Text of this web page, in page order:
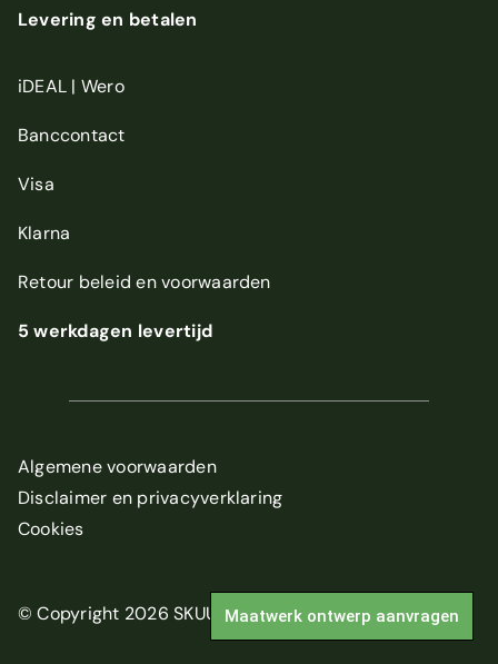
Levering en betalen
iDEAL | Wero
Banccontact
Visa
Klarna
Retour beleid envoorwaarden
5 werkdagen levertijd
Algemene voorwaarden
Disclaimer en privacyverklaring
Cookies
© Copyright 2026 SKUURMaatwerk ontwerp aanvragen